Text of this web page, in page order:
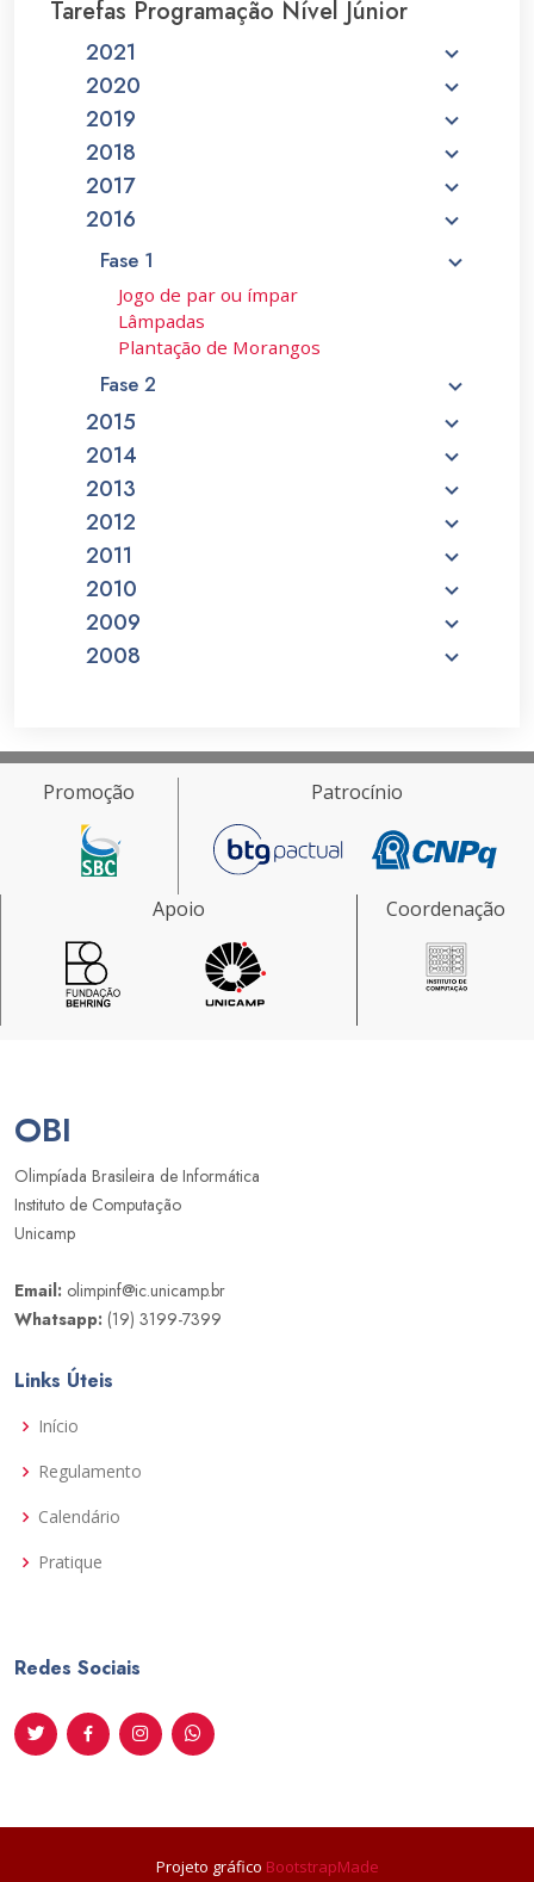
Tarefas Programação Nível Júnior
2021
2020
2019
2018
2017
2016
Fase 1
Jogo de par ou ímpar
Lâmpadas
Plantação de Morangos
Fase 2
2015
2014
2013
2012
2011
2010
2009
2008
Promoção Patrocínio
Apoio Coordenação
OBI
Olimpíada Brasileira de Informática
Instituto de Computação
Unicamp
Email: olimpinf@ic.unicamp.br
Whatsapp: (19) 3199-7399
Links Úteis
Início
Regulamento
Calendário
Pratique
Redes Sociais
Projeto gráfico BootstrapMade